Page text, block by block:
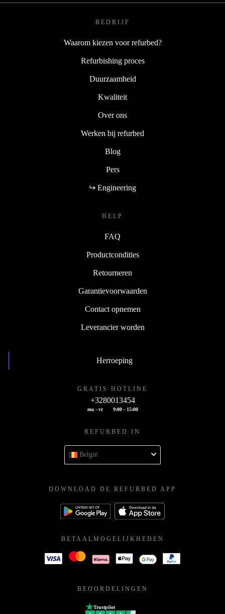
BEDRIJF
Waarom kiezen voor refurbed?
Refurbishing proces
Duurzaamheid
Kwaliteit
Over ons
Werken bij refurbed
Blog
Pers
↪ Engineering
HELP
FAQ
Productcondities
Retourneren
Garantievoorwaarden
Contact opnemen
Leverancier worden
Herroeping
GRATIS HOTLINE
+3280013454
ma - vr 9:00 - 15:00
REFURBED IN
België
DOWNLOAD DE REFURBED APP
BETAALMOGELIJKHEDEN
BEOORDELINGEN
Trustpilot